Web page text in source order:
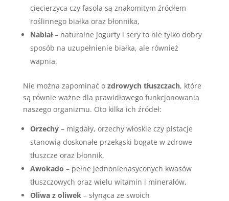
ciecierzyca czy fasola są znakomitym źródłem
roślinnego białka oraz błonnika,
Nabiał– naturalne jogurty i sery to nie tylko dobry
sposób na uzupełnienie białka, ale również
wapnia.
Nie można zapominać o zdrowych tłuszczach, które
są równie ważne dla prawidłowego funkcjonowania
naszego organizmu. Oto kilka ich źródeł:
Orzechy– migdały, orzechy włoskie czy pistacje
stanowią doskonałe przekąski bogate w zdrowe
tłuszcze oraz błonnik,
Awokado – pełne jednonienasyconych kwasów
tłuszczowych oraz wielu witamin i minerałów,
Oliwa z oliwek– słynąca ze swoich